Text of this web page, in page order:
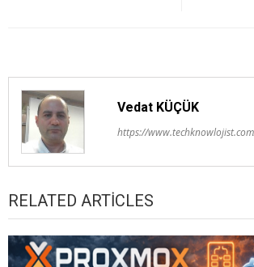
Vedat KÜÇÜK
https://
RELATED ARTICLES